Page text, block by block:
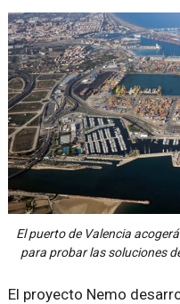
El puerto de Valencia
para probar las soluciones
El proyecto Nemo